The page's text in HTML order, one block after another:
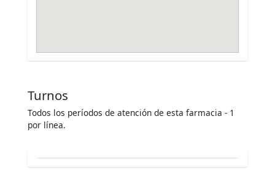
Turnos
Todos los períodos de atención de esta farmacia - 1
por línea.